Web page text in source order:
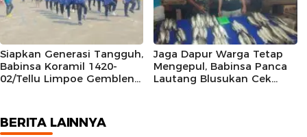
Siapkan Generasi Tangguh,
Babinsa Koramil 1420-
02/Tellu Limpoe Gembleng
Jaga Dapur Warga Tetap
Mengepul, Babinsa Panca
Lautang Blusukan Cek
BERITA LAINNYA